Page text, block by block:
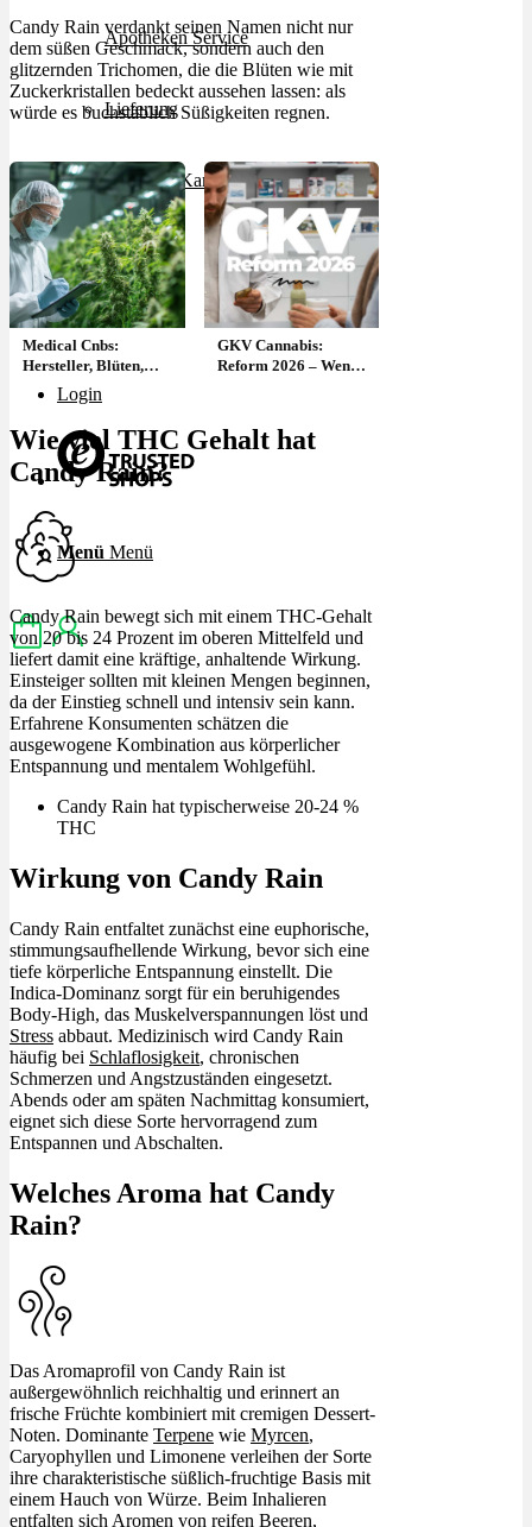
Apotheken Service
Lieferung
Cannabis Karte
Zen TV
Erfahrungen
Login
Menü Menü
Candy Rain verdankt seinen Namen nicht nur
dem süßen Geschmack, sondern auch den
glitzernden Trichomen, die die Blüten wie mit
Zuckerkristallen bedeckt aussehen lassen: als
würde es buchstäblich Süßigkeiten regnen.
Medical Cnbs:
Hersteller, Blüten,
Sorten & Liste
GKV Cannabis:
Reform 2026 – Wenn
mehr bezahlt
Wie viel THC Gehalt hat
Candy Rain?
Candy Rain bewegt sich mit einem THC-Gehalt
von 20 bis 24 Prozent im oberen Mittelfeld und
liefert damit eine kräftige, anhaltende Wirkung.
Einsteiger sollten mit kleinen Mengen beginnen,
da der Einstieg schnell und intensiv sein kann.
Erfahrene Konsumenten schätzen die
ausgewogene Kombination aus körperlicher
Entspannung und mentalem Wohlgefühl.
Candy Rain hat typischerweise 20-24 %
THC
Wirkung von Candy Rain
Candy Rain entfaltet zunächst eine euphorische,
stimmungsaufhellende Wirkung, bevor sich eine
tiefe körperliche Entspannung einstellt. Die
Indica-Dominanz sorgt für ein beruhigendes
Body-High, das Muskelverspannungen löst und
Stress abbaut. Medizinisch wird Candy Rain
häufig bei Schlaflosigkeit, chronischen
Schmerzen und Angstzuständen eingesetzt.
Abends oder am späten Nachmittag konsumiert,
eignet sich diese Sorte hervorragend zum
Entspannen und Abschalten.
Welches Aroma hat Candy
Rain?
Das Aromaprofil von Candy Rain ist
außergewöhnlich reichhaltig und erinnert an
frische Früchte kombiniert mit cremigen Dessert-
Noten. Dominante Terpene wie Myrcen,
Caryophyllen und Limonene verleihen der Sorte
ihre charakteristische süßlich-fruchtige Basis mit
einem Hauch von Würze. Beim Inhalieren
entfalten sich Aromen von reifen Beeren,